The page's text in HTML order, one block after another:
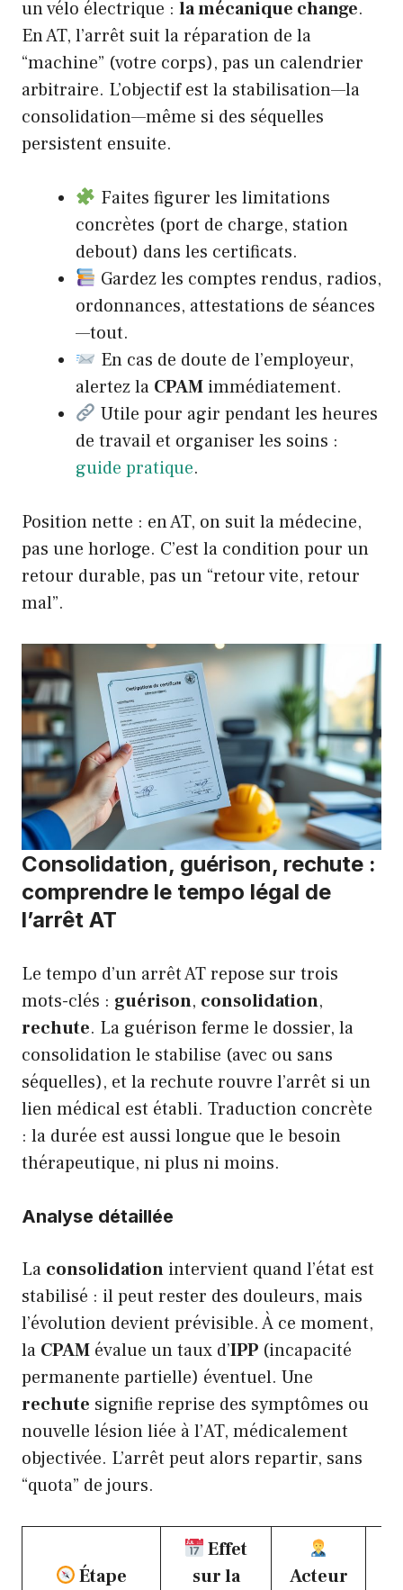
un vélo électrique : la mécanique change.
En AT, l’arrêt suit la réparation de la
“machine” (votre corps), pas un calendrier
arbitraire. L’objectif est la stabilisation—la
consolidation—même si des séquelles
persistent ensuite.
Faites figurer les limitations
concrètes (port de charge, station
debout) dans les certificats.
Gardez les comptes rendus, radios,
ordonnances, attestations de séances
—tout.
En cas de doute de l’employeur,
alertez la CPAM immédiatement.
Utile pour agir pendant les heures
de travail et organiser les soins :
guide pratique.
Position nette : en AT, on suit la médecine,
pas une horloge. C’est la condition pour un
retour durable, pas un “retour vite, retour
mal”.
Consolidation, guérison, rechute :
comprendre le tempo légal de
l’arrêt AT
Le tempo d’un arrêt AT repose sur trois
mots-clés : guérison, consolidation,
rechute. La guérison ferme le dossier, la
consolidation le stabilise (avec ou sans
séquelles), et la rechute rouvre l’arrêt si un
lien médical est établi. Traduction concrète
: la durée est aussi longue que le besoin
thérapeutique, ni plus ni moins.
Analyse détaillée
La consolidation intervient quand l’état est
stabilisé : il peut rester des douleurs, mais
l’évolution devient prévisible. À ce moment,
la CPAM évalue un taux d’IPP (incapacité
permanente partielle) éventuel. Une
rechute signifie reprise des symptômes ou
nouvelle lésion liée à l’AT, médicalement
objectivée. L’arrêt peut alors repartir, sans
“quota” de jours.
Étape
Effet
sur la
Acteur